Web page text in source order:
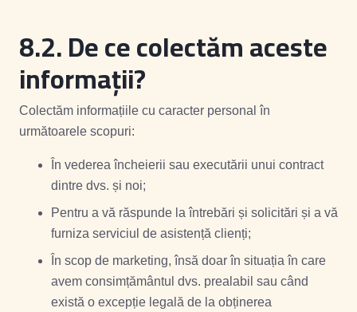
8.2.De ce colectăm aceste
informații?
Colectăm informațiile cu caracter personal în
următoarele scopuri:
În vederea încheierii sau executării unui contract
dintre dvs. și noi;
Pentru a vă răspunde la întrebări și solicitări și a vă
furniza serviciul de asistență clienți;
În scop de marketing, însă doar în situația în care
avem consimțământul dvs. prealabil sau când
există o excepție legală de la obținerea